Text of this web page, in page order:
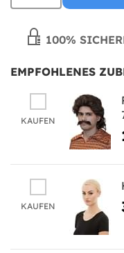
100%
EMPFOHLENES
KAUFEN
KAUFEN